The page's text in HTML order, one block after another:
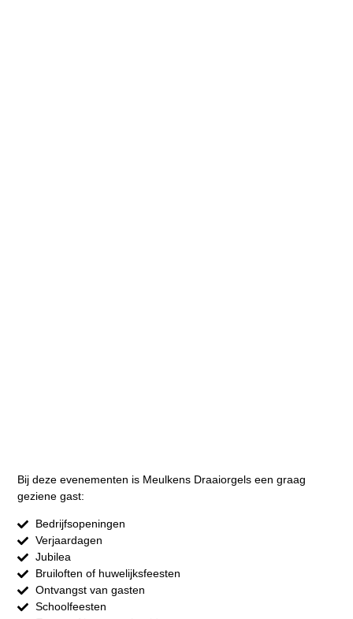
Bij deze evenementen is Meulkens Draaiorgels een graag
geziene gast:
Bedrijfsopeningen
Verjaardagen
Jubilea
Bruiloften of huwelijksfeesten
Ontvangst van gasten
Schoolfeesten